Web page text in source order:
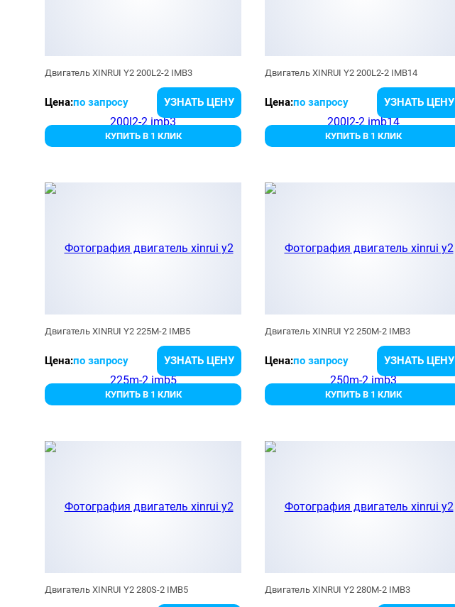
Двигатель XINRUI Y2 200L2-2 IMB3
Цена:по запросу УЗНАТЬ ЦЕНУ
КУПИТЬ В 1 КЛИК
Двигатель XINRUI Y2 200L2-2 IMB14
Цена:по запросу УЗНАТЬ ЦЕНУ
КУПИТЬ В 1 КЛИК
Двигатель XINRUI Y2 225M-2 IMB5
Цена:по запросу УЗНАТЬ ЦЕНУ
КУПИТЬ В 1 КЛИК
Двигатель XINRUI Y2 250M-2 IMB3
Цена:по запросу УЗНАТЬ ЦЕНУ
КУПИТЬ В 1 КЛИК
Двигатель XINRUI Y2 280S-2 IMB5 Двигатель XINRUI Y2 280M-2 IMB3